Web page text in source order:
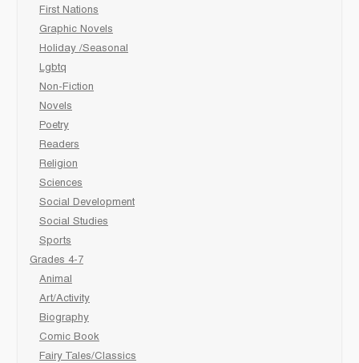
First Nations
Graphic Novels
Holiday /Seasonal
Lgbtq
Non-Fiction
Novels
Poetry
Readers
Religion
Sciences
Social Development
Social Studies
Sports
Grades 4-7
Animal
Art/Activity
Biography
Comic Book
Fairy Tales/Classics